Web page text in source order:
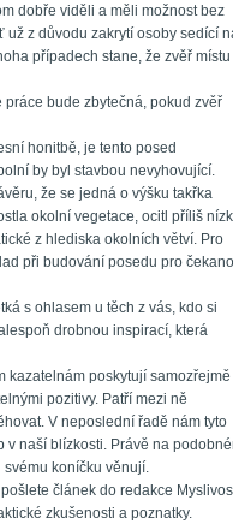
dobře viděli a měli možnost bez
z důvodu zakrytí osoby sedící
případech stane, že zvěř místu
práce bude zbytečná, pokud zvěř
honitbě, je tento posed
by byl stavbou nevyhovující.
že se jedná o výšku takřka
okolní vegetace, ocitl příliš
z hlediska okolních větví. Pro
při budování posedu pro
s ohlasem u těch z vás, kdo si
drobnou inspirací, která
kazatelnám poskytují samozřejmě
pozitivy. Patří mezi ně
V neposlední řadě nám tyto
v naší blízkosti. Právě na
koníčku věnují.
článek do redakce
zkušenosti a poznatky.